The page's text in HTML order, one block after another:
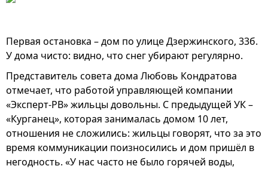
Первая остановка – дом по улице Дзержинского, 33б.
У дома чисто: видно, что снег убирают регулярно.
Представитель совета дома Любовь Кондратова
отмечает, что работой управляющей компании
«Эксперт-РВ» жильцы довольны. С предыдущей УК –
«Курганец», которая занималась домом 10 лет,
отношения не сложились: жильцы говорят, что за это
время коммуникации поизносились и дом пришёл в
негодность. «У нас часто не было горячей воды,